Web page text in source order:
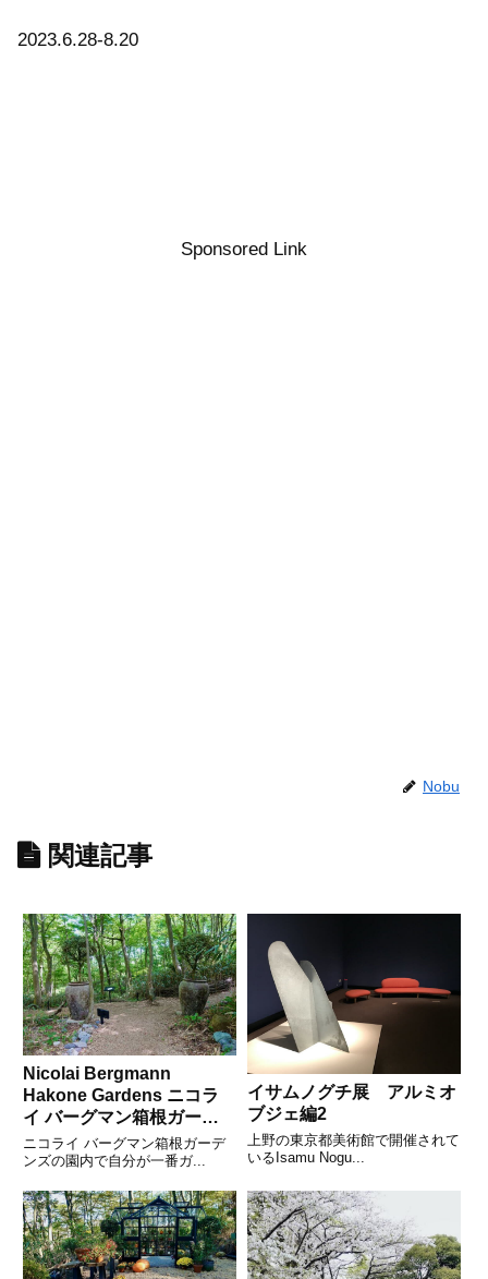
2023.6.28-8.20
Sponsored Link
Nobu
関連記事
Nicolai Bergmann
Hakone Gardens ニコラ
イ バーグマン箱根ガーデ
ンズのプランター
ニコライ バーグマン箱根ガーデ
ンズの園内で自分が一番ガ...
イサムノグチ展 アルミオ
ブジェ編2
上野の東京都美術館で開催されて
いるIsamu Nogu...